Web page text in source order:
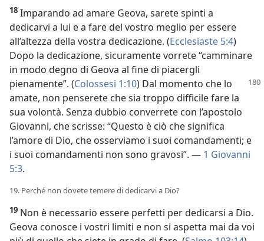
18 Imparando ad amare Geova, sarete spinti a
dedicarvi a lui e a fare del vostro meglio per essere
all’altezza della vostra dedicazione. (Ecclesiaste 5:4)
Dopo la dedicazione, sicuramente vorrete “camminare
in modo degno di Geova al fine di piacergli
pienamente”. (Colossesi 1:10) Dal momento che lo
amate, non penserete che sia troppo difficile fare la
sua volontà. Senza dubbio converrete con l’apostolo
Giovanni, che scrisse: “Questo è ciò che significa
l’amore di Dio, che osserviamo i suoi comandamenti; e
i suoi comandamenti non sono gravosi”. — 1 Giovanni
5:3.
19. Perché non dovete temere di dedicarvi a Dio?
19 Non è necessario essere perfetti per dedicarsi a Dio.
Geova conosce i vostri limiti e non si aspetta mai da voi